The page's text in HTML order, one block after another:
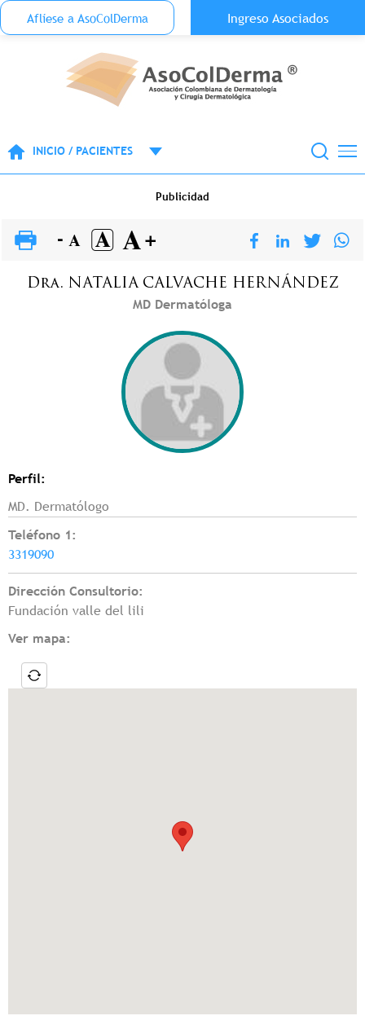
Pasar al contenido principal
Menu Top Anónimo
Aflíese a AsoColDerma Ingreso Asociados
INICIO / PACIENTES
Publicidad
Dra. NATALIA CALVACHE HERNÁNDEZ
MD Dermatóloga
Perfil:
MD. Dermatólogo
Teléfono 1:
3319090
Dirección Consultorio:
Fundación valle del lili
Ver mapa: